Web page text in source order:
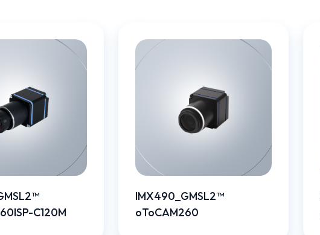
C120M
IMX490_GMSL2™
oToCAM260